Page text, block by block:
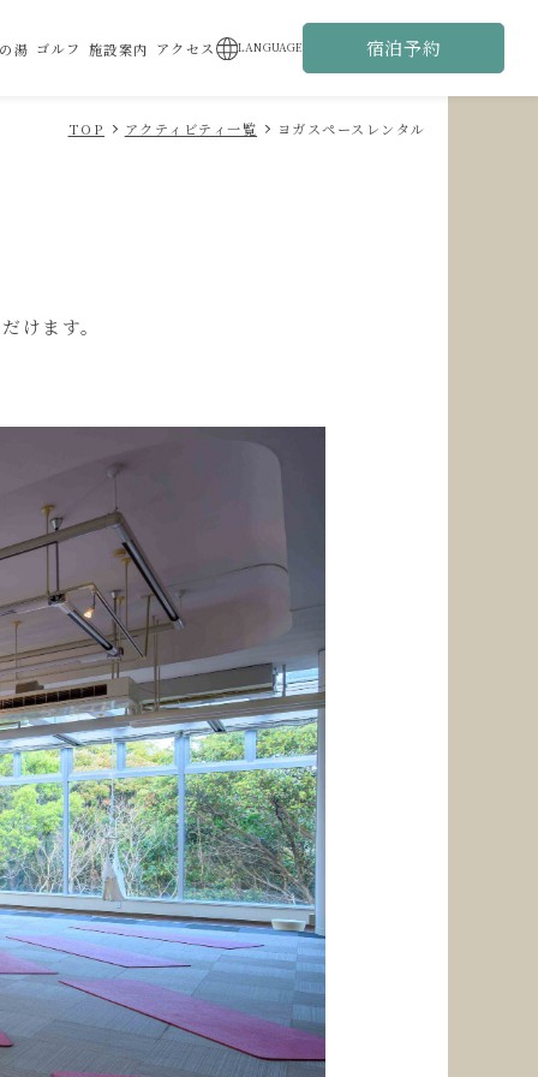
湯 ゴルフ 施設案内 アクセス LANGUAGE 宿泊予約
TOP アクティビティ一覧 ヨガスペースレンタル
けます。